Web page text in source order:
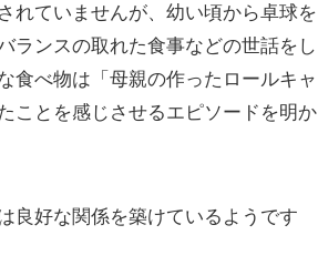
れていませんが、幼い頃から卓球を
ランスの取れた食事などの世話をし
食べ物は「母親の作ったロールキャ
ことを感じさせるエピソードを明か
良好な関係を築けているようです